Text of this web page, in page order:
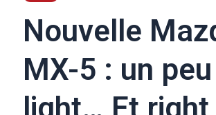
Nouvelle
MX-5 : un